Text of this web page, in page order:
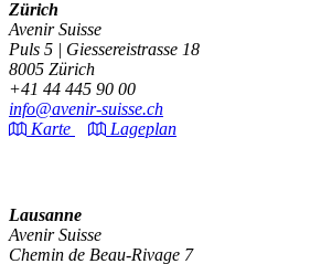
Zürich
Avenir Suisse
Puls 5 | Giessereistrasse 18
8005 Zürich
+41 44 445 90 00
info@avenir-suisse.ch
Karte
Lageplan
Lausanne
Avenir Suisse
Chemin de Beau-Rivage 7